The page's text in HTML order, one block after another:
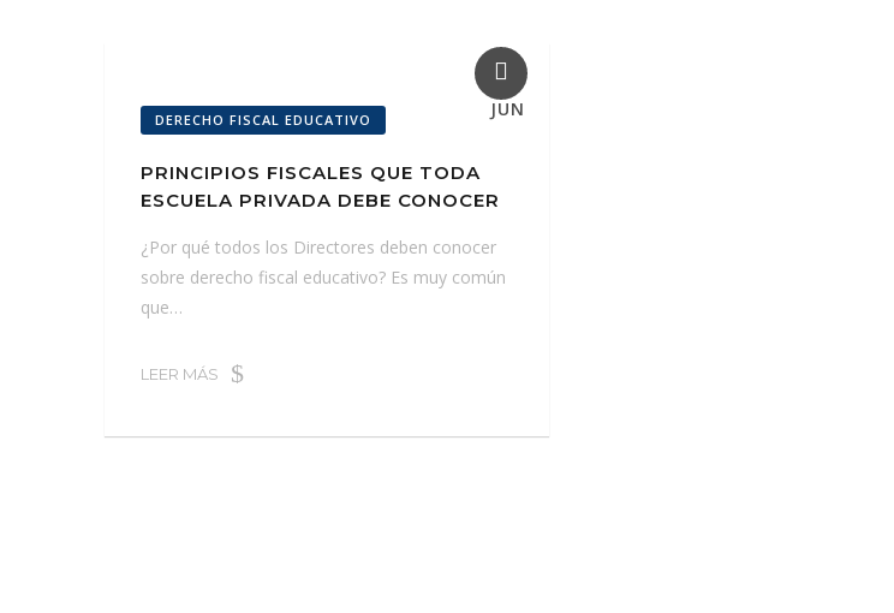
19
JUN
DERECHO FISCAL EDUCATIVO
PRINCIPIOS FISCALES QUE TODA
ESCUELA PRIVADA DEBE CONOCER
¿Por qué todos los Directores deben conocer
sobre derecho fiscal educativo? Es muy común
que…
LEER MÁS